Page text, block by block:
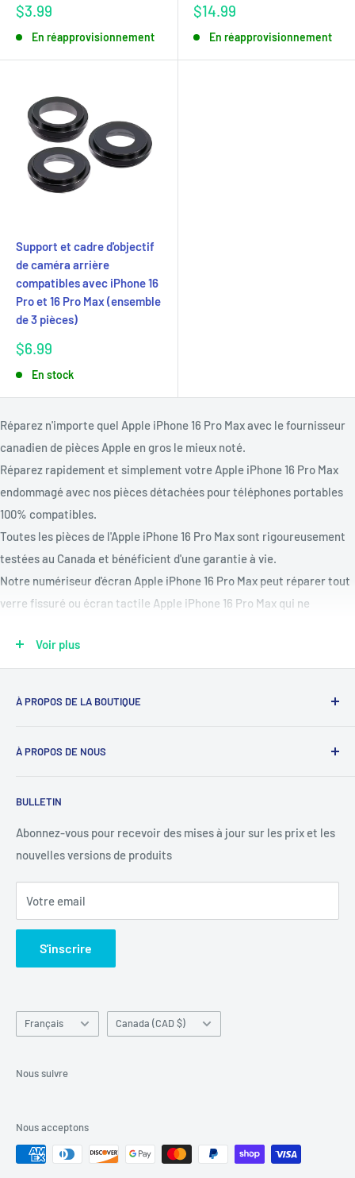
Prix
$3.99
En réapprovisionnement
Prix
$14.99
En réapprovisionnement
Support et cadre d'objectif
de caméra arrière
compatibles avec iPhone 16
Pro et 16 Pro Max (ensemble
de 3 pièces)
Prix
$6.99
En stock
Réparez n'importe quel Apple iPhone 16 Pro Max avec le fournisseur
canadien de pièces Apple en gros le mieux noté.
Réparez rapidement et simplement votre Apple iPhone 16 Pro Max
endommagéavec nos pièces détachées pour téléphones portables
100% compatibles.
Toutes les pièces de l'Apple iPhone 16 Pro Max sont rigoureusement
testées au Canada et bénéficient d'une garantie à vie.
Notre numériseur d'écran Apple iPhone 16 Pro Max peut réparer tout
verre fissuré ou écran tactile Apple iPhone 16 Pro Max qui ne
Réparez une batterie Apple iPhone 16 Pro Max morte ou qui ne se
charge pasavec notrekit de remplacement de batterie Apple iPhone
d'alimentation, écran OLED ou LCD, coques arrière, moteurs de
et plus encore !
Voir plus
À PROPOS DE LA BOUTIQUE
téléphones en étant leur fournisseur de confiance. Nous y
un service client personnalisé.
+1 844-664-8388
Toutes les marques déposées appartiennent à leurs
détenteurs respectifs. Unlockr ne possède ni ne
revendique les marques utilisées sur ce site web dont elle
n'est pas propriétaire.
À PROPOS DE NOUS
Bons prépayés
Vérification IMEI
Produits de déverrouillage
Centre de retour
Recherche
Contactez-nous
Conditions d'utilisation
BULLETIN
Abonnez-vous pour recevoir des mises à jour sur les prix et les
nouvelles versions de produits
Votre email
S'inscrire
Langue
Français Pays/région
Canada (CAD $)
Nous suivre
Nous acceptons